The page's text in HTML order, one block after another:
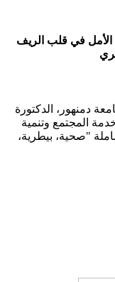
الأمل في قلب الريف
دمنهور، الدكتورة
المجتمع وتنمية
"صحية، بيطرية،